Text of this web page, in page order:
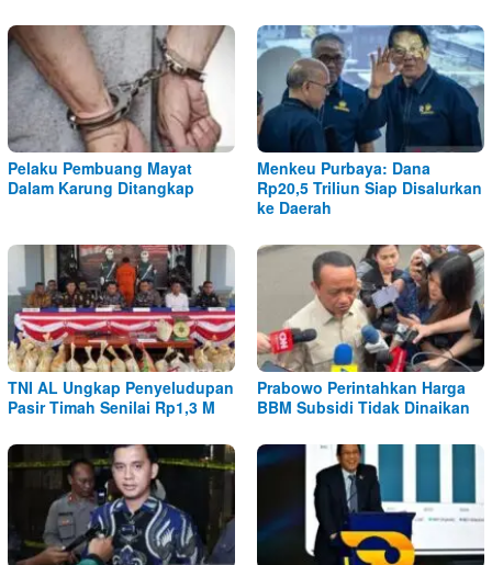
Pelaku Pembuang Mayat
Dalam Karung Ditangkap
Menkeu Purbaya: Dana
Rp20,5 Triliun Siap Disalurkan
ke Daerah
TNI AL Ungkap Penyeludupan
Pasir Timah Senilai Rp1,3 M
Prabowo Perintahkan Harga
BBM Subsidi Tidak Dinaikan